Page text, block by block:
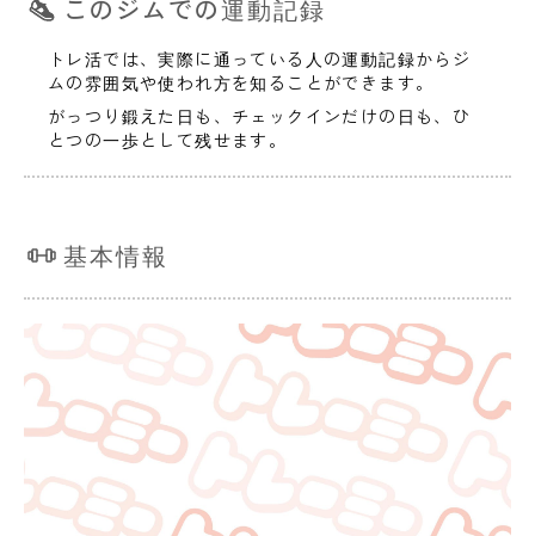
このジムでの運動記録
トレ活では、実際に通っている人の運動記録からジ
ムの雰囲気や使われ方を知ることができます。
がっつり鍛えた日も、チェックインだけの日も、ひ
とつの一歩として残せます。
基本情報